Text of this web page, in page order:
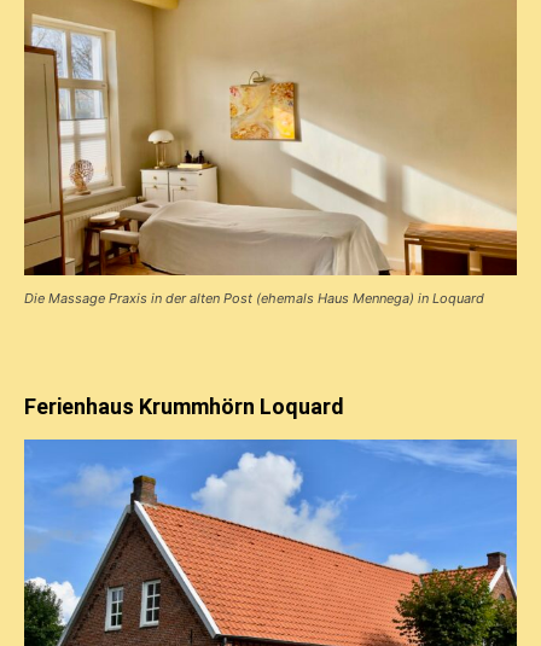
Die Massage Praxis in der alten Post (ehemals Haus Mennega) in Loquard
Ferienhaus Krummhörn Loquard